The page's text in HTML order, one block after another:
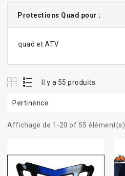
Protections Quad pour :
quad et ATV
Il y a 55 produits.
Pertinence
Affichage de 1-20 of 55 élément(s)